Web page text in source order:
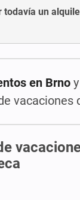
todavía un
en Brno
vacaciones